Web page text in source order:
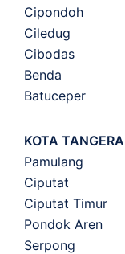
Cipondoh
Ciledug
Cibodas
Benda
Batuceper
KOTA
Pamulang
Ciputat
Ciputat Timur
Pondok Aren
Serpong